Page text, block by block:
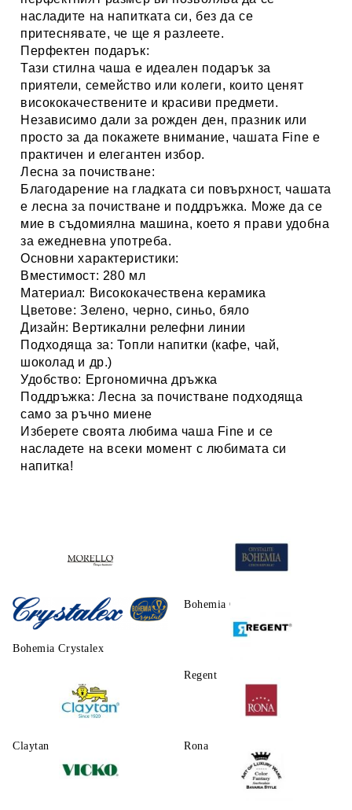
насладите на напитката си, без да се
притеснявате, че ще я разлеете.
Перфектен подарък:
Тази стилна чаша е идеален подарък за
приятели, семейство или колеги, които ценят
висококачествените и красиви предмети.
Независимо дали за рожден ден, празник или
просто за да покажете внимание, чашата Fine е
практичен и елегантен избор.
Лесна за почистване:
Благодарение на гладката си повърхност, чашата
е лесна за почистване и поддръжка. Може да се
мие в съдомиялна машина, което я прави удобна
за ежедневна употреба.
Основни характеристики:
Вместимост: 280 мл
Материал: Висококачествена керамика
Цветове: Зелено, черно, синьо, бяло
Дизайн: Вертикални релефни линии
Подходяща за: Топли напитки (кафе, чай,
шоколад и др.)
Удобство: Ергономична дръжка
Поддръжка: Лесна за почистване подходяща
само за ръчно миене
Изберете своята любима чаша Fine и се
насладете на всеки момент с любимата си
напитка!
Morello Bohemia Crystalite
Bohemia Crystalex
Regent
Claytаn Rona